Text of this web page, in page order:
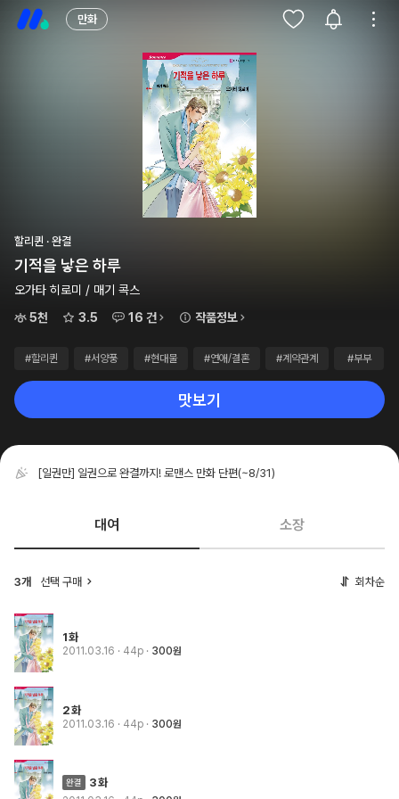
만화
할리퀸 · 완결
기적을 낳은 하루
오가타 히로미 / 매기 콕스
5천
3.5 16 건 작품정보
#할리퀸 #서양풍 #현대물 #연애/결혼 #계약관계 #부부
맛보기
[일권만] 일권으로 완결까지! 로맨스 만화 단편(~8/31)
대여 소장
3개 선택 구매 회차순
1화
2011.03.16 · 44p 300원
2화
2011.03.16 · 44p 300원
3화